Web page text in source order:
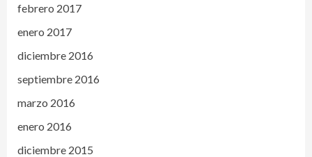
febrero 2017
enero 2017
diciembre 2016
septiembre 2016
marzo 2016
enero 2016
diciembre 2015